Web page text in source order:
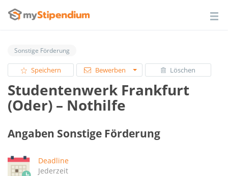
Sonstige Förderung
Speichern Bewerben Löschen
Studentenwerk Frankfurt
(Oder) – Nothilfe
Angaben Sonstige Förderung
Deadline
Jederzeit